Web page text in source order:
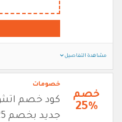
مشاهدة التفاصيل
خصم
25%
خصومات
جديد بخصم 25% على جميع المنتجات